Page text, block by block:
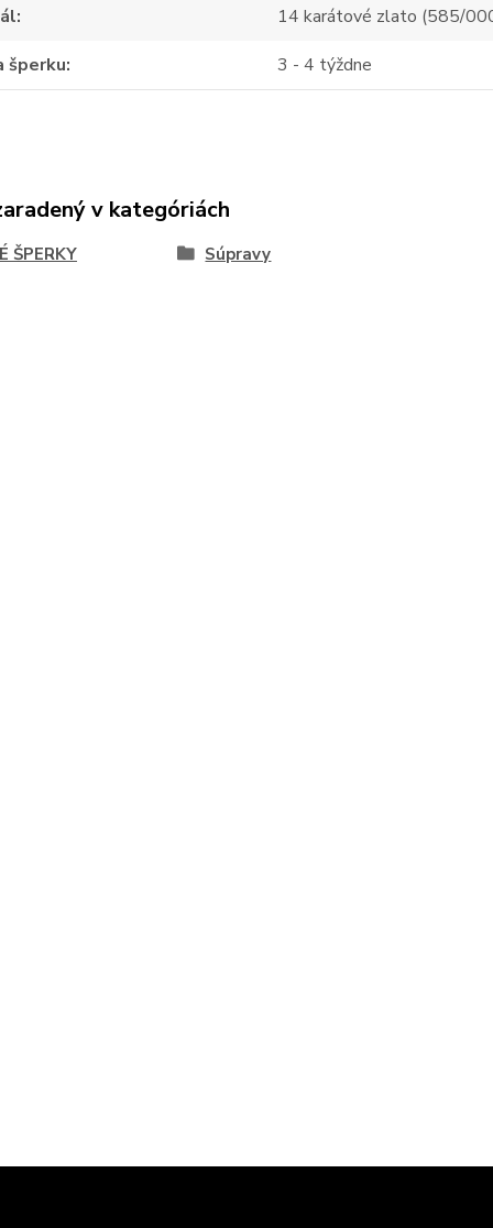
14 karátové zlato (585/
šperku
3 - 4 týždne
v kategóriách
ŠPERKY Súpravy